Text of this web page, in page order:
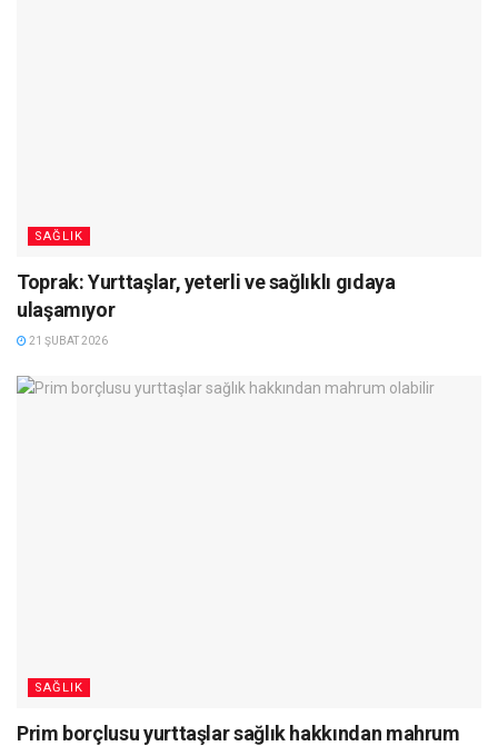
SAĞLIK
Toprak: Yurttaşlar, yeterli ve sağlıklı gıdaya
ulaşamıyor
21 ŞUBAT 2026
SAĞLIK
Prim borçlusu yurttaşlar sağlık hakkından mahrum